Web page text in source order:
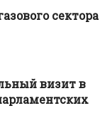
сектора
визит в